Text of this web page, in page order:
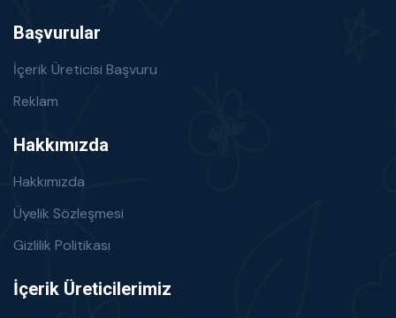
Başvurular
İçerik Üreticisi Başvuru
Reklam
Hakkımızda
Hakkımızda
Üyelik Sözleşmesi
Gizlilik Politikası
İçerik Üreticilerimiz